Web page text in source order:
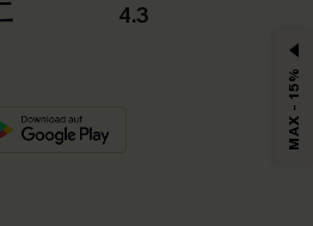
4.3
MAX - 15%